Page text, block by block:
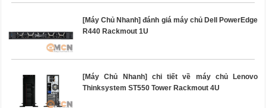
[Máy Chủ Nhanh] đánh giá máy chủ Dell PowerEdge
R440 Rackmout 1U
[Máy Chủ Nhanh] chi tiết về máy chủ Lenovo
Thinksystem ST550 Tower Rackmout 4U